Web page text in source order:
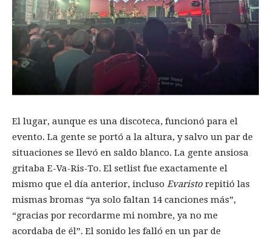
El lugar, aunque es una discoteca, funcionó para el
evento. La gente se portó a la altura, y salvo un par de
situaciones se llevó en saldo blanco. La gente ansiosa
gritaba E-Va-Ris-To. El setlist fue exactamente el
mismo que el día anterior, incluso Evaristo repitió las
mismas bromas “ya solo faltan 14 canciones más”,
“gracias por recordarme mi nombre, ya no me
acordaba de él”. El sonido les falló en un par de